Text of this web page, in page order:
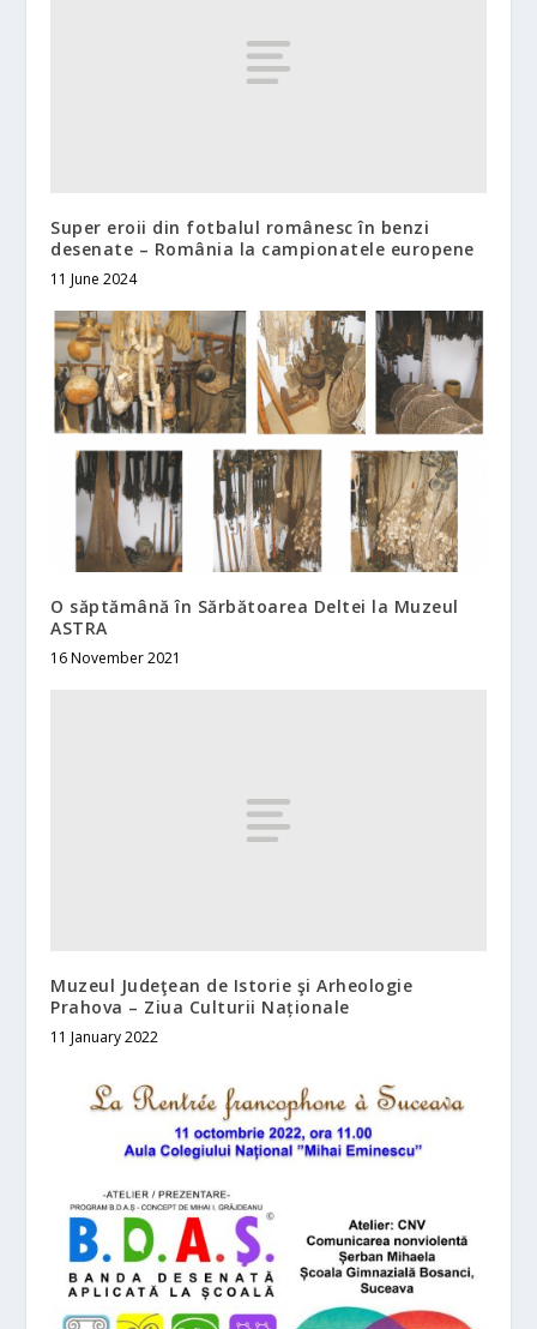
Super eroii din fotbalul românesc în benzi
desenate – România la campionatele europene
11 June 2024
O săptămână în Sărbătoarea Deltei la Muzeul
ASTRA
16 November 2021
Muzeul Judeţean de Istorie şi Arheologie
Prahova – Ziua Culturii Naționale
11 January 2022